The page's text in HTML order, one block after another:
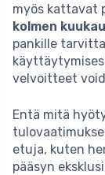
myös kattavat
kolmen
pankille
velvoitteet
Entä mitä
etuja, kuten
pääsyn